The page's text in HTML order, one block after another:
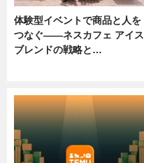
体験型イベントで商品と人を
つなぐ――ネスカフェ アイス
ブレンドの戦略と…